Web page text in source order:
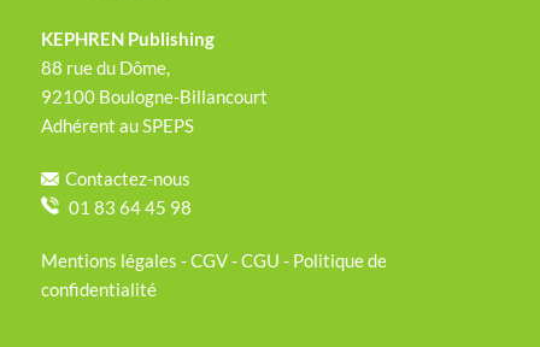
KEPHREN Publishing
88 rue du Dôme,
92100 Boulogne-Billancourt
Adhérent au SPEPS
Contactez-nous
01 83 64 45 98
Mentions légales -CGV-CGU - Politique de
confidentialité